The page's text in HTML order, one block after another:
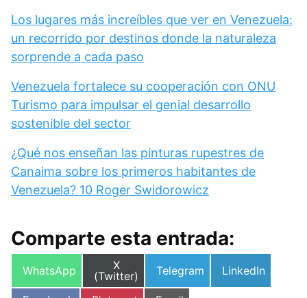
Los lugares más increíbles que ver en Venezuela:
un recorrido por destinos donde la naturaleza
sorprende a cada paso
Venezuela fortalece su cooperación con ONU
Turismo para impulsar el genial desarrollo
sostenible del sector
¿Qué nos enseñan las pinturas rupestres de
Canaima sobre los primeros habitantes de
Venezuela? 10 Roger Swidorowicz
Comparte esta entrada:
Compartir
WhatsApp
Compartir
en
X
(Twitter)
Compartir
Telegram
Compartir
LinkedIn